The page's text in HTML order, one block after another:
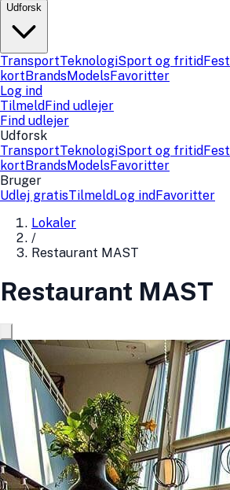
Udforsk
TransportTeknologiSport og fritidFest
kortBrandsModelsFavoritter
Log ind
TilmeldFind udlejer
Find udlejer
Udforsk
TransportTeknologiSport og fritidFest
kortBrandsModelsFavoritter
Bruger
Udlej gratisTilmeldLog indFavoritter
Lokaler
/
Restaurant MAST
Restaurant MAST